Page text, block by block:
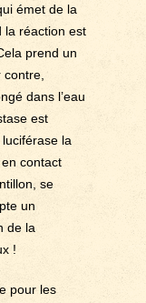
émet de la
la réaction est
prend un
contre,
dans l’eau
est
la
contact
se
un
de la
!
pour les